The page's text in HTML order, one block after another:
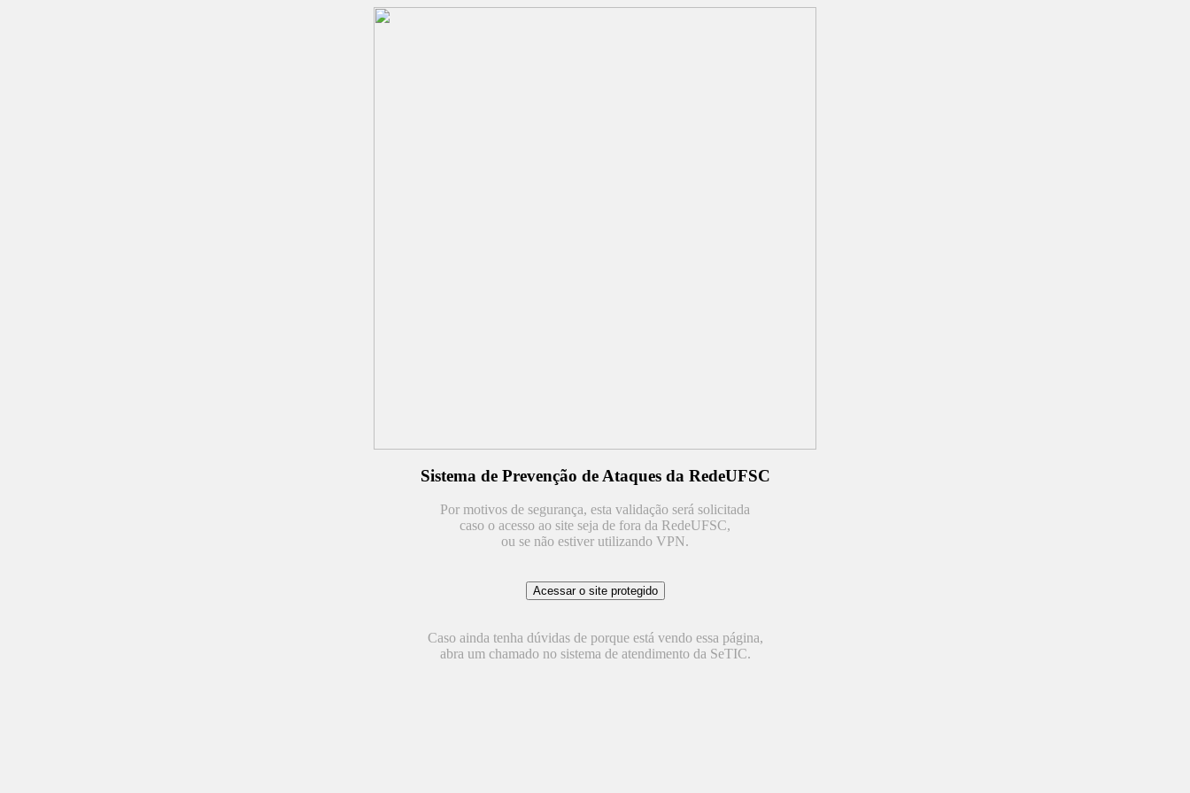
Sistema de Prevenção de Ataques da RedeUFSC
Por motivos de segurança, esta validação será solicitada
caso o acesso ao site seja de fora da RedeUFSC,
ou se não estiver utilizando VPN.
Caso ainda tenha dúvidas de porque está vendo essa página,
abra um chamado no sistema de atendimento da SeTIC.